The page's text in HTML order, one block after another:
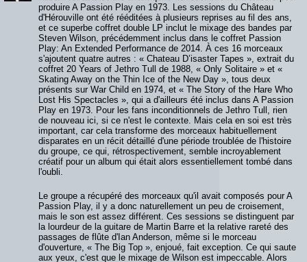
produire A Passion Play en 1973. Les sessions du Château
d'Hérouville ont été rééditées à plusieurs reprises au fil des ans,
et ce superbe coffret double LP inclut le mixage des bandes par
Steven Wilson, précédemment inclus dans le coffret Passion
Play: An Extended Performance de 2014. À ces 16 morceaux
s'ajoutent quatre autres : « Chateau D’isaster Tapes », extrait du
coffret 20 Years of Jethro Tull de 1988, « Only Solitaire » et «
Skating Away on the Thin Ice of the New Day », tous deux
présents sur War Child en 1974, et « The Story of the Hare Who
Lost His Spectacles », qui a d'ailleurs été inclus dans A Passion
Play en 1973. Pour les fans inconditionnels de Jethro Tull, rien
de nouveau ici, si ce n'est le contexte. Mais cela en soi est très
important, car cela transforme des morceaux habituellement
disparates en un récit détaillé d'une période troublée de l'histoire
du groupe, ce qui, rétrospectivement, semble incroyablement
créatif pour un album qui était alors essentiellement tombé dans
l'oubli.
Le groupe a récupéré des morceaux qu'il avait composés pour A
Passion Play, il y a donc naturellement un peu de croisement,
mais le son est assez différent. Ces sessions se distinguent par
la lourdeur de la guitare de Martin Barre et la relative rareté des
passages de flûte d'Ian Anderson, même si le morceau
d'ouverture, « The Big Top », enjoué, fait exception. Ce qui saute
aux yeux, c'est que le mixage de Wilson est impeccable. Alors